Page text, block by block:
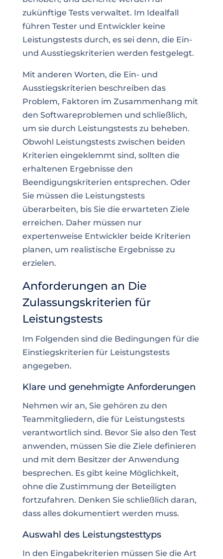
zukünftige Tests verwaltet. Im Idealfall
führen Tester und Entwickler keine
Leistungstests durch, es sei denn, die Ein-
und Ausstiegskriterien werden festgelegt.
Mit anderen Worten, die Ein- und
Ausstiegskriterien beschreiben das
Problem, Faktoren im Zusammenhang mit
den Softwareproblemen und schließlich,
um sie durch Leistungstests zu beheben.
Obwohl Leistungstests zwischen beiden
Kriterien eingeklemmt sind, sollten die
erhaltenen Ergebnisse den
Beendigungskriterien entsprechen. Oder
Sie müssen die Leistungstests
überarbeiten, bis Sie die erwarteten Ziele
erreichen. Daher müssen nur
expertenweise Entwickler beide Kriterien
planen, um realistische Ergebnisse zu
erzielen.
Anforderungen an Die
Zulassungskriterien für
Leistungstests
Im Folgenden sind die Bedingungen für die
Einstiegskriterien für Leistungstests
angegeben.
Klare und genehmigte Anforderungen
Nehmen wir an, Sie gehören zu den
Teammitgliedern, die für Leistungstests
verantwortlich sind. Bevor Sie also den Test
anwenden, müssen Sie die Ziele definieren
und mit dem Besitzer der Anwendung
besprechen. Es gibt keine Möglichkeit,
ohne die Zustimmung der Beteiligten
fortzufahren. Denken Sie schließlich daran,
dass alles dokumentiert werden muss.
Auswahl des Leistungstesttyps
In den Eingabekriterien müssen Sie die Art